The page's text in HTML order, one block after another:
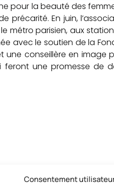
Consentement
pour la beauté des
précarité. En juin,
parisien, aux
avec le soutien de la
conseillère en image
une promesse de